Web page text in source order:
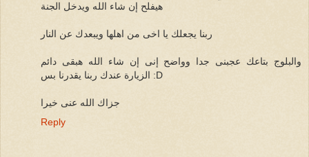
هيفلح إن شاء الله ويدخل الجنة
ربنا يجعلك يا اخى من اهلها ويبعدك عن النار
والبلوج بتاعك عجبنى جدا وواضح إنى إن شاء الله هبقى دائم
الزيارة عندك ربنا يقدرنا بس :D
جزاك الله عنى خيرا
Reply